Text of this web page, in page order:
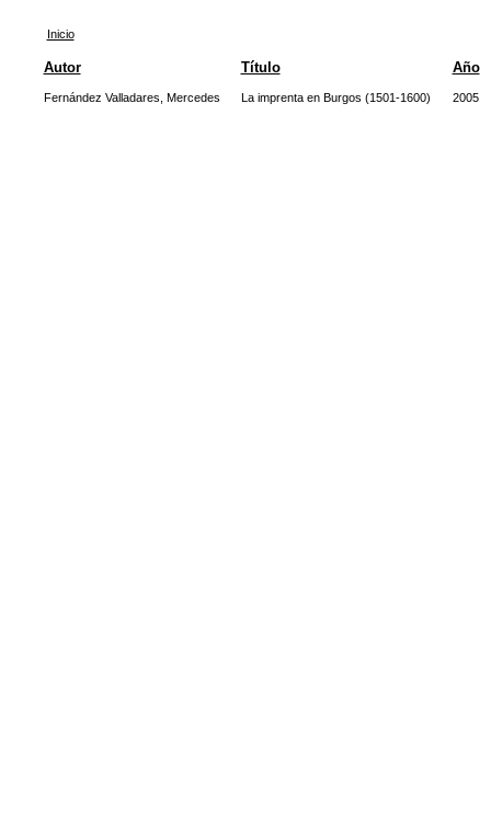
Inicio
Autor Título Año
Fernández Valladares, Mercedes La imprenta en Burgos (1501-1600) 2005